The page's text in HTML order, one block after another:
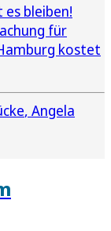
es bleiben!
für
kostet
Angela